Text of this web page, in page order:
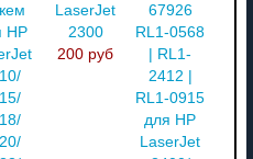
HP
LaserJet
2300
200 руб
67926
RL1-0568
| RL1-
2412 |
RL1-0915
для HP
LaserJet